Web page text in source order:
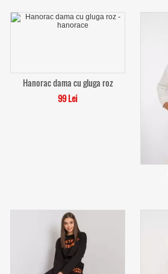
Hanorac dama cu gluga roz
99 Lei